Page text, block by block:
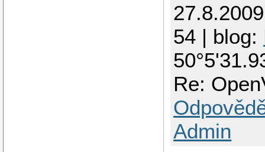
54 | blog:
Re:
Admin